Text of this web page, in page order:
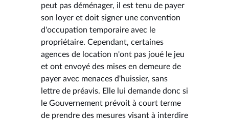
peut pas déménager, il est tenu de payer
son loyer et doit signer une convention
d'occupation temporaire avec le
propriétaire. Cependant, certaines
agences de location n'ont pas joué le jeu
et ont envoyé des mises en demeure de
payer avec menaces d'huissier, sans
lettre de préavis. Elle lui demande donc si
le Gouvernement prévoit à court terme
de prendre des mesures visant à interdire